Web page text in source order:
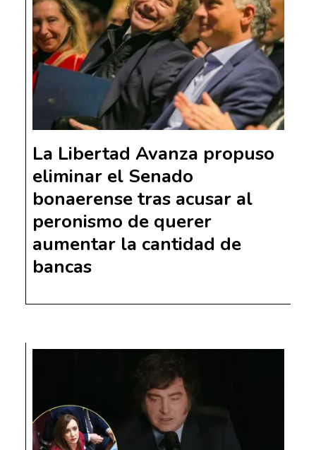
La Libertad Avanza propuso
eliminar el Senado
bonaerense tras acusar al
peronismo de querer
aumentar la cantidad de
bancas